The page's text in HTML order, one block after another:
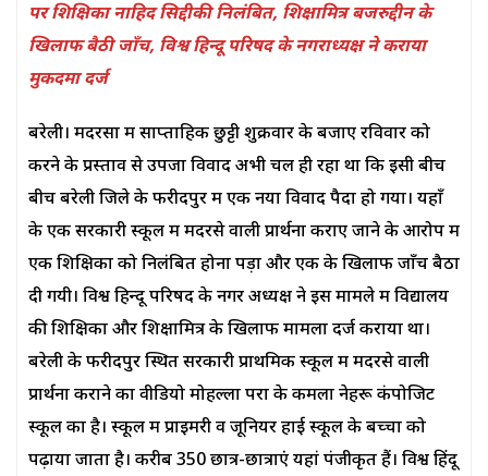
पर शिक्षिका नाहिद सिद्दीकी निलंबित, शिक्षामित्र बजरुद्दीन के
खिलाफ बैठी जाँच, विश्व हिन्दू परिषद के नगराध्यक्ष ने कराया
मुकदमा दर्ज
बरेली। मदरसों में साप्ताहिक छुट्टी शुक्रवार के बजाए रविवार को
करने के प्रस्ताव से उपजा विवाद अभी चल ही रहा था कि इसी बीच
बीच बरेली जिले के फरीदपुर में एक नया विवाद पैदा हो गया। यहाँ
के एक सरकारी स्कूल में मदरसे वाली प्रार्थना कराए जाने के आरोप में
एक शिक्षिका को निलंबित होना पड़ा और एक के खिलाफ जाँच बैठा
दी गयी। विश्व हिन्दू परिषद के नगर अध्यक्ष ने इस मामले में विद्यालय
की शिक्षिका और शिक्षामित्र के खिलाफ मामला दर्ज कराया था।
बरेली के फरीदपुर स्थित सरकारी प्राथमिक स्कूल में मदरसे वाली
प्रार्थना कराने का वीडियो मोहल्ला परा के कमला नेहरू कंपोजिट
स्कूल का है। स्कूल में प्राइमरी व जूनियर हाई स्कूल के बच्चों को
पढ़ाया जाता है। करीब 350 छात्र-छात्राएं यहां पंजीकृत हैं। विश्व हिंदू